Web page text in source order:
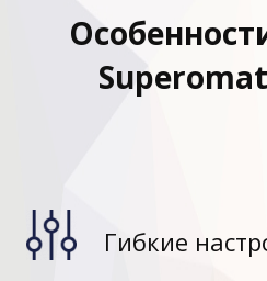
Гибкие